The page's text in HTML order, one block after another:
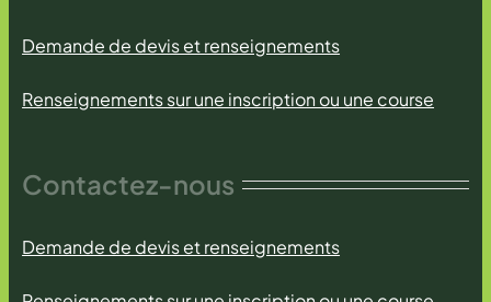
Demande de devis et renseignements
Renseignements sur une inscription ou une course
Contactez-nous
Demande de devis et renseignements